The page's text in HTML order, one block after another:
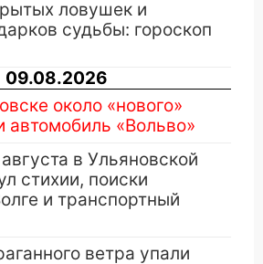
ловушек и
судьбы: гороскоп
09.08.2026
около «нового»
автомобиль «Вольво»
в Ульяновской
стихии, поиски
и транспортный
ветра упали